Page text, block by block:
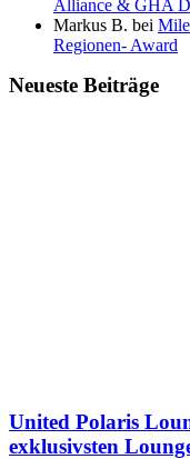
Alliance & GHA
Markus B. bei
Regionen- Award
Neueste Beiträge
United Polaris
exklusivsten